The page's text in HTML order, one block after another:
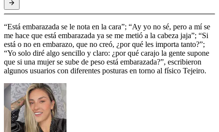
“Está embarazada se le nota en la cara”; “Ay yo no sé, pero a mí se
me hace que está embarazada ya se me metió a la cabeza jaja”; “Si
está o no en embarazo, que no creó, ¿por qué les importa tanto?”;
“Yo solo diré algo sencillo y claro: ¿por qué carajo la gente supone
que si una mujer se sube de peso está embarazada?”, escribieron
algunos usuarios con diferentes posturas en torno al físico Tejeiro.